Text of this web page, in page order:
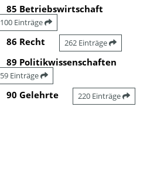
85 Betriebswirtschaft
100 Einträge
86 Recht 262 Einträge
89 Politikwissenschaften
59 Einträge
90 Gelehrte 220 Einträge